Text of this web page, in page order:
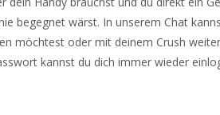
begegnet wärst. In unserem Chat
möchtest oder mit deinem Crush
kannst du dich immer wieder